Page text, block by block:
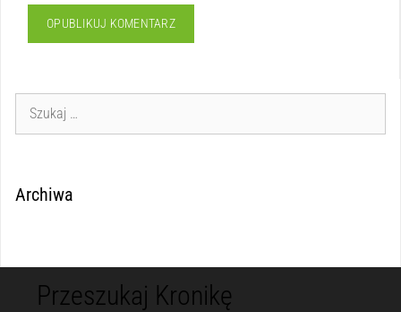
Archiwa
Przeszukaj Kronikę